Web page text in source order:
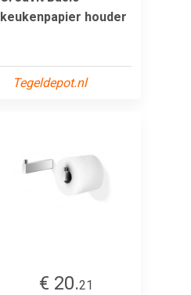
keukenpapier houder
Tegeldepot.nl
€ 20.21